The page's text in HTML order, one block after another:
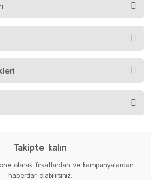
Takipte kalın
olarak fırsatlardan ve kampanyalardan
haberdar olabilirsiniz.